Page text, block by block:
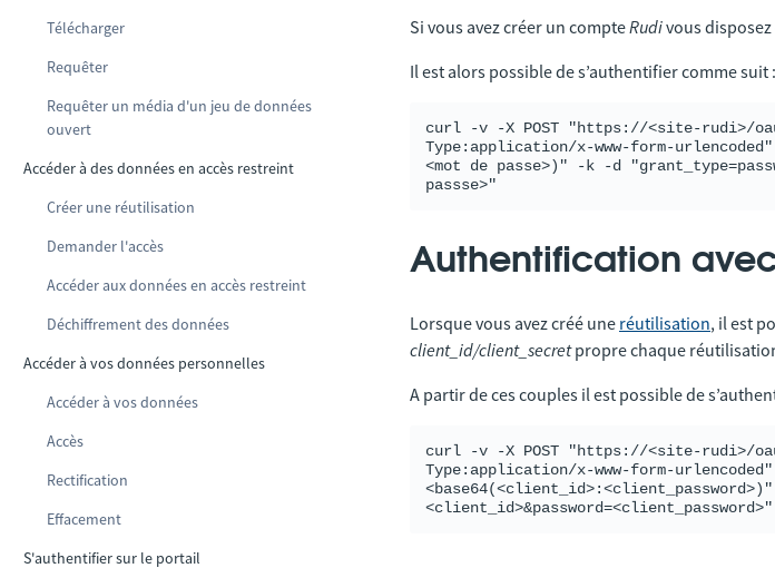
Télécharger
Requêter
Requêter un média d'un jeu de données
ouvert
Accéder à des données en accès restreint
Créer une réutilisation
Demander l'accès
Accéder aux données en accès restreint
Déchiffrement des données
Accéder à vos données personnelles
Accéder à vos données
Accès
Rectification
Effacement
S'authentifier sur le portail
Si vous avez créer un compteRudivous
Il est alors possible de s’authentifier comme suit :
curl -v -X POST "https://<site-rudi>/
Type:application/x-www-form-
<mot de passe>)" -k -d
Authentification
Lorsque vous avez créé une réutilisation, il est
client_id/client_secretpropre chaque
A partir de ces couples il est possible de
curl -v -X POST "https://<site-rudi>/
Type:application/x-www-form-